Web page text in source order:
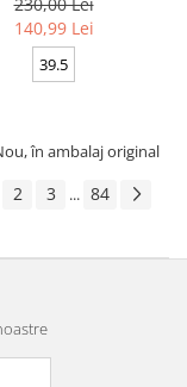
140,99 Lei
39.5
în ambalaj original
2 3 ... 84